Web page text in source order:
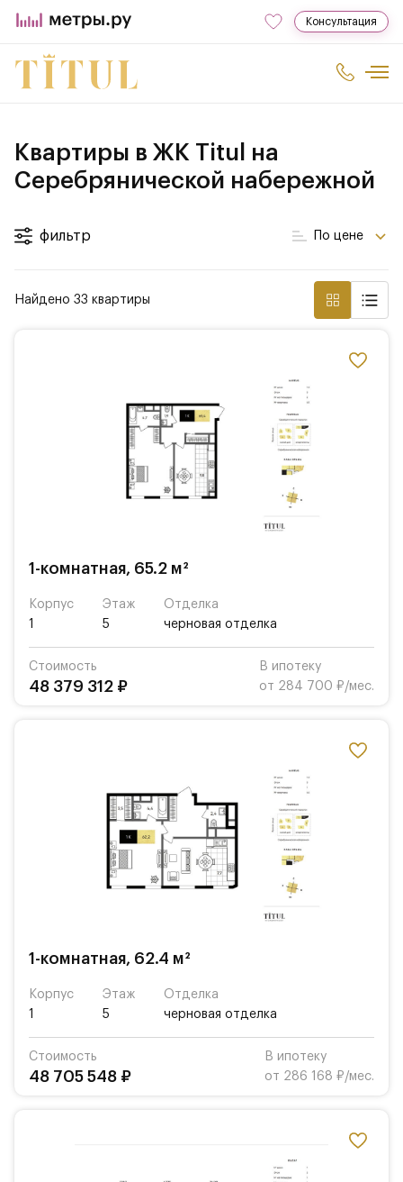
Консультация
Квартиры в ЖК Titul на
Серебрянической набережной
фильтр По цене
Найдено 33 квартиры
1-комнатная, 65.2 м²
Корпус
1
Этаж
5
Отделка
черновая отделка
Стоимость
48 379 312 ₽
В ипотеку
от 284 700 ₽/мес.
1-комнатная, 62.4 м²
Корпус
1
Этаж
5
Отделка
черновая отделка
Стоимость
48 705 548 ₽
В ипотеку
от 286 168 ₽/мес.